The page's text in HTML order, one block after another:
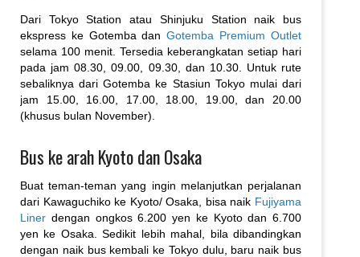
Dari Tokyo Station atau Shinjuku Station naik bus
ekspress ke Gotemba danGotemba Premium Outlet
selama 100 menit. Tersedia keberangkatan setiap hari
pada jam 08.30, 09.00, 09.30, dan 10.30. Untuk rute
sebaliknya dari Gotemba ke Stasiun Tokyo mulai dari
jam 15.00, 16.00, 17.00, 18.00, 19.00, dan 20.00
(khusus bulan November).
Bus ke arah Kyoto dan Osaka
Buat teman-teman yang ingin melanjutkan perjalanan
dari Kawaguchiko ke Kyoto/ Osaka, bisa naik Fujiyama
Liner dengan ongkos 6.200 yen ke Kyoto dan 6.700
yen ke Osaka. Sedikit lebih mahal, bila dibandingkan
dengan naik bus kembali ke Tokyo dulu, baru naik bus